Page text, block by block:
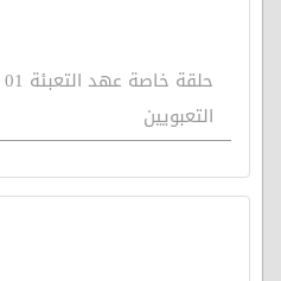
التعبويين